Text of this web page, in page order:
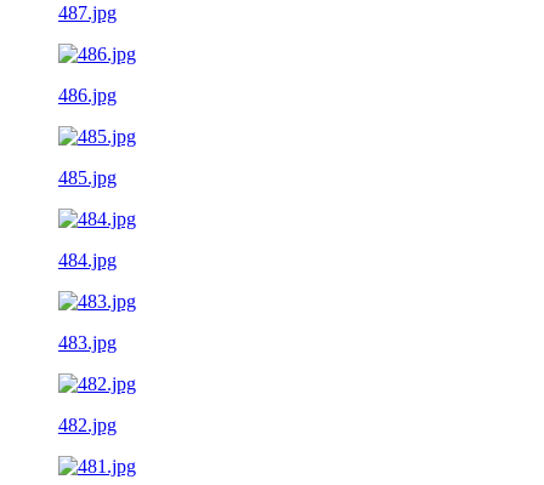
487.jpg
486.jpg
485.jpg
484.jpg
483.jpg
482.jpg